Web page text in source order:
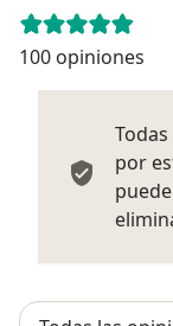
100 opiniones
por